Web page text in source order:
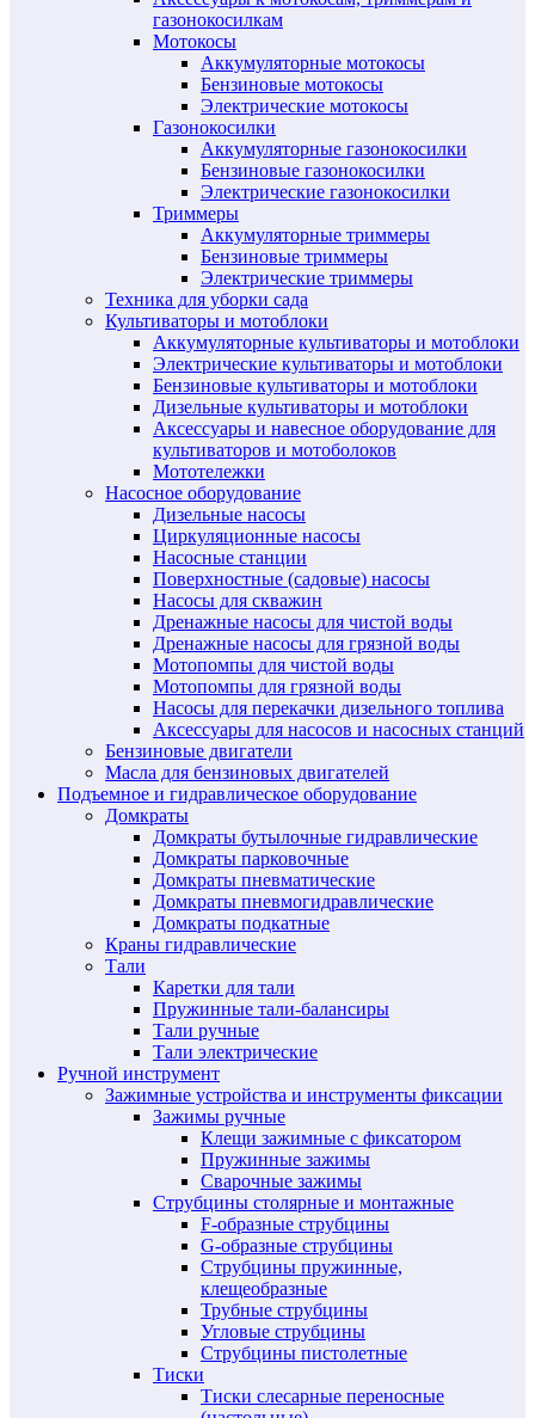
газонокосилкам
Мотокосы
Аккумуляторные мотокосы
Бензиновые мотокосы
Электрические мотокосы
Газонокосилки
Аккумуляторные газонокосилки
Бензиновые газонокосилки
Электрические газонокосилки
Триммеры
Аккумуляторные триммеры
Бензиновые триммеры
Электрические триммеры
Техника для уборки сада
Культиваторы и мотоблоки
Аккумуляторные культиваторы и мотоблоки
Электрические культиваторы и мотоблоки
Бензиновые культиваторы и мотоблоки
Дизельные культиваторы и мотоблоки
Аксессуары и навесное оборудование для
культиваторов и мотоболоков
Мототележки
Насосное оборудование
Дизельные насосы
Циркуляционные насосы
Насосные станции
Поверхностные (садовые) насосы
Насосы для скважин
Дренажные насосы для чистой воды
Дренажные насосы для грязной воды
Мотопомпы для чистой воды
Мотопомпы для грязной воды
Насосы для перекачки дизельного топлива
Аксессуары для насосов и насосных станций
Бензиновые двигатели
Масла для бензиновых двигателей
Подъемное и гидравлическое оборудование
Домкраты
Домкраты бутылочные гидравлические
Домкраты парковочные
Домкраты пневматические
Домкраты пневмогидравлические
Домкраты подкатные
Краны гидравлические
Тали
Каретки для тали
Пружинные тали-балансиры
Тали ручные
Тали электрические
Ручной инструмент
Зажимные устройства и инструменты фиксации
Зажимы ручные
Клещи зажимные с фиксатором
Пружинные зажимы
Сварочные зажимы
Струбцины столярные и монтажные
F-образные струбцины
G-образные струбцины
Струбцины пружинные,
клещеобразные
Трубные струбцины
Угловые струбцины
Струбцины пистолетные
Тиски
Тиски слесарные переносные